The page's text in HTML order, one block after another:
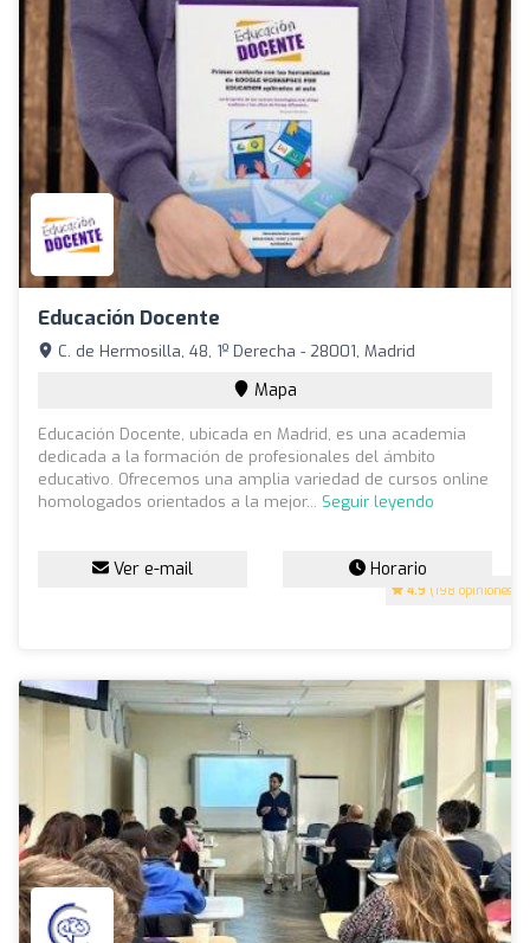
Educación Docente
4.9 (198 opiniones)
C. de Hermosilla, 48, 1º Derecha - 28001, Madrid
Mapa
Educación Docente, ubicada en Madrid, es una academia
dedicada a la formación de profesionales del ámbito
educativo. Ofrecemos una amplia variedad de cursos online
homologados orientados a la mejor... Seguir leyendo
Ver e-mail Horario